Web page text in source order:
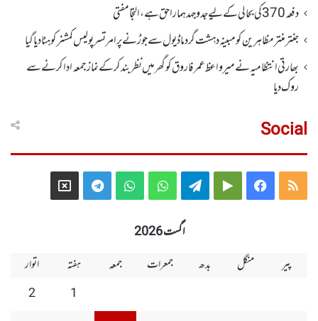
دفعہ370کی بحالی کے لیے جدوجہد ہمارا حق ہے، التجا مفتی
جنتر منتر مظاہرین کو مبینہ دہشت گرد ماڈیول سے جوڑنے پر امرتسر پولیس کمشنر کو ہٹا دیاگیا
بھارتی انتظامیہ نے میر واعظ عمر فاروق کو گھر میں نظر بندکر کے نماز جمعہ ادا کرنے سے
روک دیا
Social
RSS
Facebook
Google
Telegram
WhatsApp
WhatsApp
Telegram
X
اگست 2026
پیر
منگل بدھ جمعرات جمعہ ہفتہ
اتوار
1
2